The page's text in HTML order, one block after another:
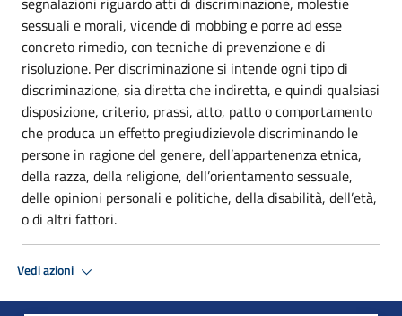
sessuali e morali, vicende di mobbing e porre ad esse
concreto rimedio, con tecniche di prevenzione e di
risoluzione. Per discriminazione si intende ogni tipo di
discriminazione, sia diretta che indiretta, e quindi qualsiasi
disposizione, criterio, prassi, atto, patto o comportamento
che produca un effetto pregiudizievole discriminando le
persone in ragione del genere, dell’appartenenza etnica,
della razza, della religione, dell’orientamento sessuale,
delle opinioni personali e politiche, della disabilità, dell’età,
o di altri fattori.
Vedi azioni